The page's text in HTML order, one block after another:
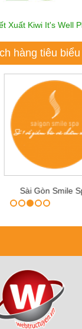
Xuất Kiwi It's Well
hàng tiêu biểu
Sài Gòn Smile Spa